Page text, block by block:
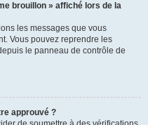
brouillon » affiché lors de la
les messages que vous
Vous pouvez reprendre les
le panneau de contrôle de
approuvé ?